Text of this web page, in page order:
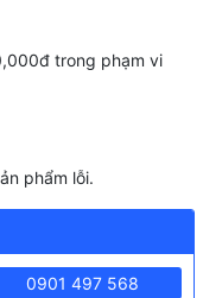
trong phạm vi
phẩm lỗi.
0901 497 568